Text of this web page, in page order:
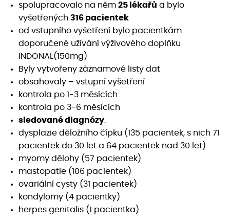
spolupracovalo na něm 25 lékařů a bylo
vyšetřených 316 pacientek
od vstupního vyšetření bylo pacientkám
doporučené užívání výživového doplňku
INDONAL(150mg)
Byly vytvořeny záznamové listy dat
obsahovaly – vstupní vyšetření
kontrola po 1-3 měsících
kontrola po 3-6 měsících
sledované diagnózy:
dysplazie děložního čípku (135 pacientek, s nich 71
pacientek do 30 let a 64 pacientek nad 30 let)
myomy dělohy (57 pacientek)
mastopatie (106 pacientek)
ovariální cysty (31 pacientek)
kondylomy (4 pacientky)
herpes genitalis (1 pacientka)